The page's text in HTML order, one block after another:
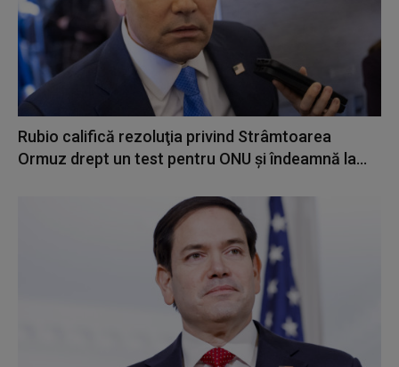
Rubio califică rezoluţia privind Strâmtoarea
Ormuz drept un test pentru ONU şi îndeamnă la...